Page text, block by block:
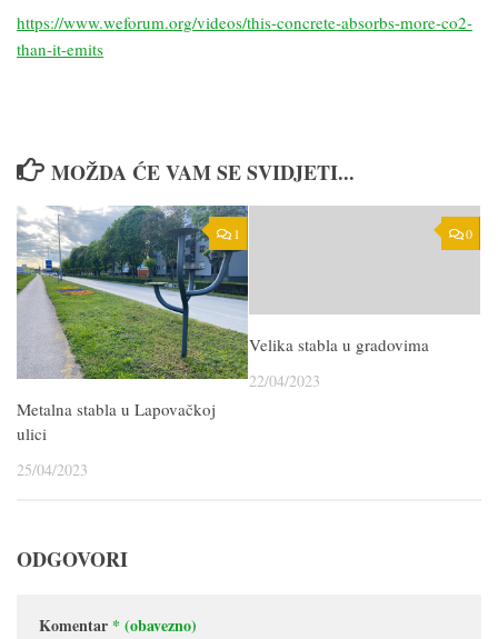
https://www.weforum.org/videos/this-concrete-absorbs-more-co2-
than-it-emits
MOŽDA ĆE VAM SE SVIDJETI...
1
Metalna stabla u Lapovačkoj
ulici
25/04/2023
0
Velika stabla u gradovima
22/04/2023
ODGOVORI
Komentar * (obavezno)